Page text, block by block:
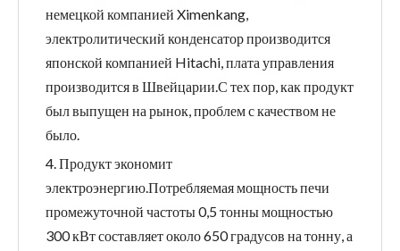
немецкой компанией Ximenkang,
электролитический конденсатор производится
японской компанией Hitachi, плата управления
производится в Швейцарии.С тех пор, как продукт
был выпущен на рынок, проблем с качеством не
было.
4. Продукт экономит
электроэнергию.Потребляемая мощность печи
промежуточной частоты 0,5 тонны мощностью
300 кВт составляет около 650 градусов на тонну, а